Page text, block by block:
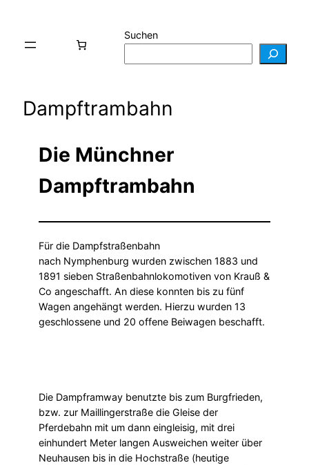
Suchen
Dampftrambahn
Die Münchner
Dampftrambahn
Für die Dampfstraßenbahn
nach Nymphenburg wurden zwischen 1883 und
1891 sieben Straßenbahnlokomotiven von Krauß &
Co angeschafft. An diese konnten bis zu fünf
Wagen angehängt werden. Hierzu wurden 13
geschlossene und 20 offene Beiwagen beschafft.
Die Dampframway benutzte bis zum Burgfrieden,
bzw. zur Maillingerstraße die Gleise der
Pferdebahn mit um dann eingleisig, mit drei
einhundert Meter langen Ausweichen weiter über
Neuhausen bis in die Hochstraße (heutige